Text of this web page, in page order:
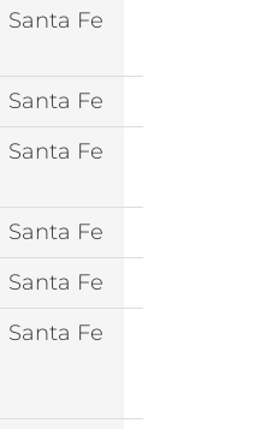
Santa Fe
Santa Fe
Santa Fe
Santa Fe
Santa Fe
Santa Fe